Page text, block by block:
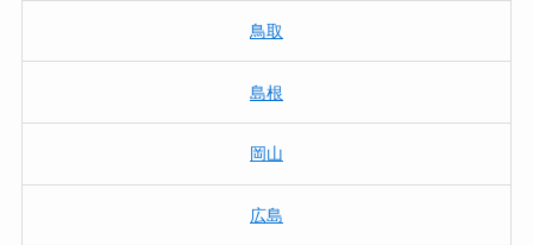
鳥取
島根
岡山
広島